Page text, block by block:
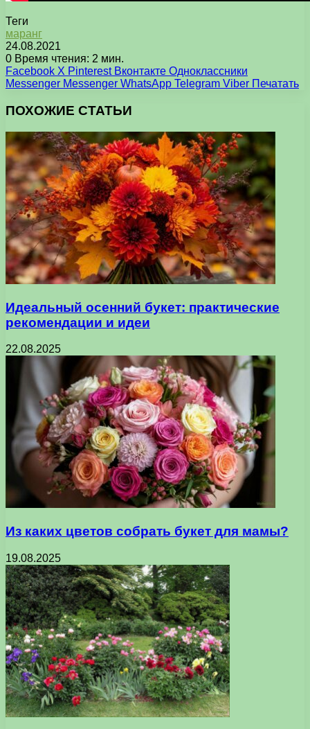
Теги
маранг
24.08.2021
0 Время чтения: 2 мин.
Facebook X Pinterest Вконтакте Одноклассники
Messenger Messenger WhatsApp Telegram Viber Печатать
ПОХОЖИЕ СТАТЬИ
Идеальный осенний букет: практические
рекомендации и идеи
22.08.2025
Из каких цветов собрать букет для мамы?
19.08.2025